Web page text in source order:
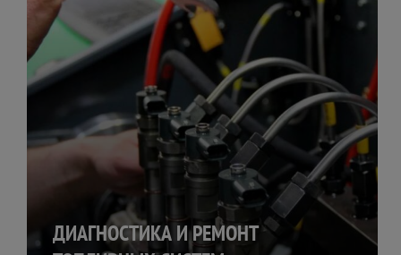
ДИАГНОСТИКА И РЕМОНТ